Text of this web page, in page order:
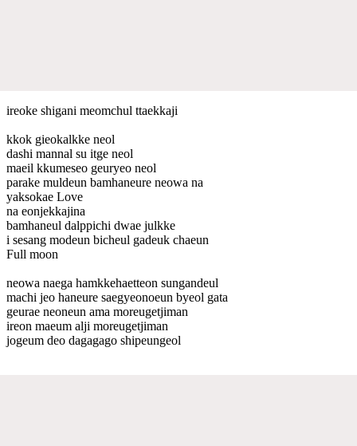
ireoke shigani meomchul ttaekkaji
kkok gieokalkke neol
dashi mannal su itge neol
maeil kkumeseo geuryeo neol
parake muldeun bamhaneure neowa na
yaksokae Love
na eonjekkajina
bamhaneul dalppichi dwae julkke
i sesang modeun bicheul gadeuk chaeun
Full moon
neowa naega hamkkehaetteon sungandeul
machi jeo haneure saegyeonoeun byeol gata
geurae neoneun ama moreugetjiman
ireon maeum alji moreugetjiman
jogeum deo dagagago shipeungeol